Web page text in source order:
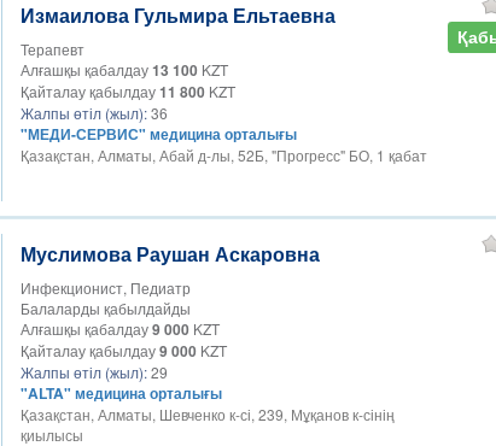
Измаилова Гульмира Ельтаевна
Терапевт
Алғашқы қабалдау13 100KZT
Қайталау қабылдау11 800KZT
Жалпы өтіл (жыл):36
"МЕДИ-СЕРВИС" медицина орталығы
Қазақстан, Алматы, Абай д-лы, 52Б, "Прогресс" БО, 1 қабат
Муслимова Раушан Аскаровна
Инфекционист, Педиатр
Балаларды қабылдайды
Алғашқы қабалдау9 000KZT
Қайталау қабылдау9 000KZT
Жалпы өтіл (жыл):29
"ALTA" медицина орталығы
Қазақстан, Алматы, Шевченко к-сі, 239, Мұқанов к-сінің
қиылысы